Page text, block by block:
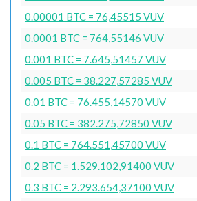
0.00001 BTC = 76,45515 VUV
0.0001 BTC = 764,55146 VUV
0.001 BTC = 7.645,51457 VUV
0.005 BTC = 38.227,57285 VUV
0.01 BTC = 76.455,14570 VUV
0.05 BTC = 382.275,72850 VUV
0.1 BTC = 764.551,45700 VUV
0.2 BTC = 1.529.102,91400 VUV
0.3 BTC = 2.293.654,37100 VUV